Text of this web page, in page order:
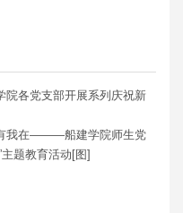
院各党支部开展系列庆祝新
我在———船建学院师生党
题教育活动[图]